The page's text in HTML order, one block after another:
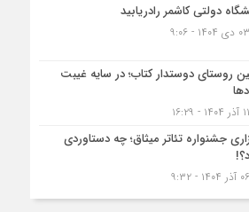
دولتی کاشمر‌ رادریابید
روستای دوستدار کتاب؛ در سایه غیبت
جشنواره تئاتر میثاق؛ چه دستاوردی